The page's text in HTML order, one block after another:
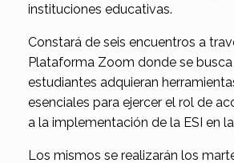
instituciones educativas.
Constará de seis encuentros a
Plataforma Zoom donde se
estudiantes adquieran
esenciales para ejercer el rol de
a la implementación de la ESI en
Los mismos se realizarán los